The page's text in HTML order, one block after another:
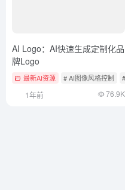
AI Logo：AI快速生成定制化品
牌Logo
最新AI资源 # AI图像风格控制
1年前 76.9K